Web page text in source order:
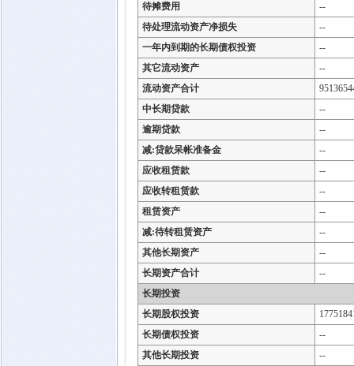
待摊费用
--
待处理流动资产净损失
--
一年内到期的长期债权投资
--
其它流动资产
--
流动资产合计
中长期贷款
--
逾期贷款
--
减:贷款呆帐准备金
--
应收租赁款
--
应收转租赁款
--
租赁资产
--
减:待转租赁资产
--
其他长期资产
--
长期资产合计
--
长期投资
长期股权投资
长期债权投资
--
其他长期投资
--